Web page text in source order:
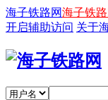
海子铁路网海子铁
开启辅助访问 关于